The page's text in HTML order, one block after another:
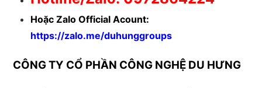
Hoặc Zalo Official Acount:
https://zalo.me/duhunggroups
CÔNG TY CỔ PHẦN CÔNG NGHỆ DU HƯNG